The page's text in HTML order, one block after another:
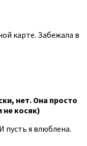
карте. Забежала в
нет. Она просто
не косяк)
пусть я влюблена.